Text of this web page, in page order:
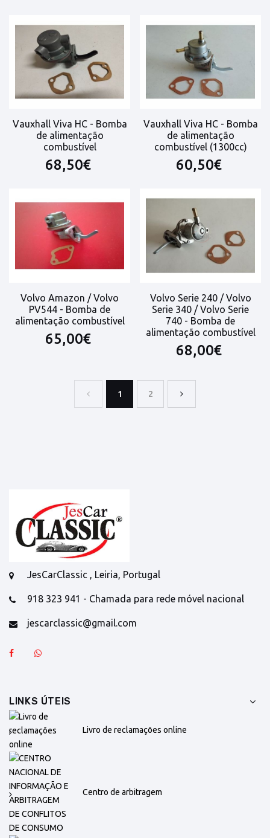
Vauxhall Viva HC - Bomba
de alimentação
combustível
68,50€
Vauxhall Viva HC - Bomba
de alimentação
combustível (1300cc)
60,50€
Volvo Amazon / Volvo
PV544 - Bomba de
alimentação combustível
65,00€
Volvo Serie 240 / Volvo
Serie 340 / Volvo Serie
740 - Bomba de
alimentação combustível
68,00€
1 2
JesCarClassic , Leiria, Portugal
918 323 941 - Chamada para rede móvel nacional
jescarclassic@gmail.com
LINKS ÚTEIS
Livro de reclamações online
Centro de arbitragem